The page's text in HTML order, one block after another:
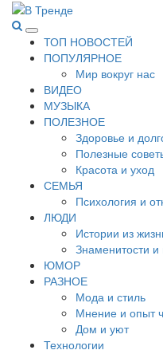
Перейти
содержимому
В Тренде
Самые свежие новости
Основное
меню
ТОП НОВОСТЕЙ
ПОПУЛЯРНОЕ
Мир вокруг нас
ВИДЕО
МУЗЫКА
ПОЛЕЗНОЕ
Здоровье и
Полезные
Красота и уход
СЕМЬЯ
Психология и
ЛЮДИ
Истории из
Знаменитости
ЮМОР
РАЗНОЕ
Мода и стиль
Мнение и опыт
Дом и уют
Технологии